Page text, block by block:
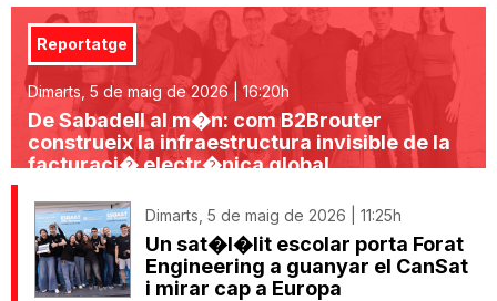
Reportatge
Dimarts, 5 de maig de 2026 | 16:20h
De Sabadell al m�n: com B2Brouter
construeix la infraestructura invisible de la
facturaci� electr�nica global
Dimarts, 5 de maig de 2026 | 11:25h
Un sat�l�lit escolar porta Forat
Engineering a guanyar el CanSat
i mirar cap a Europa